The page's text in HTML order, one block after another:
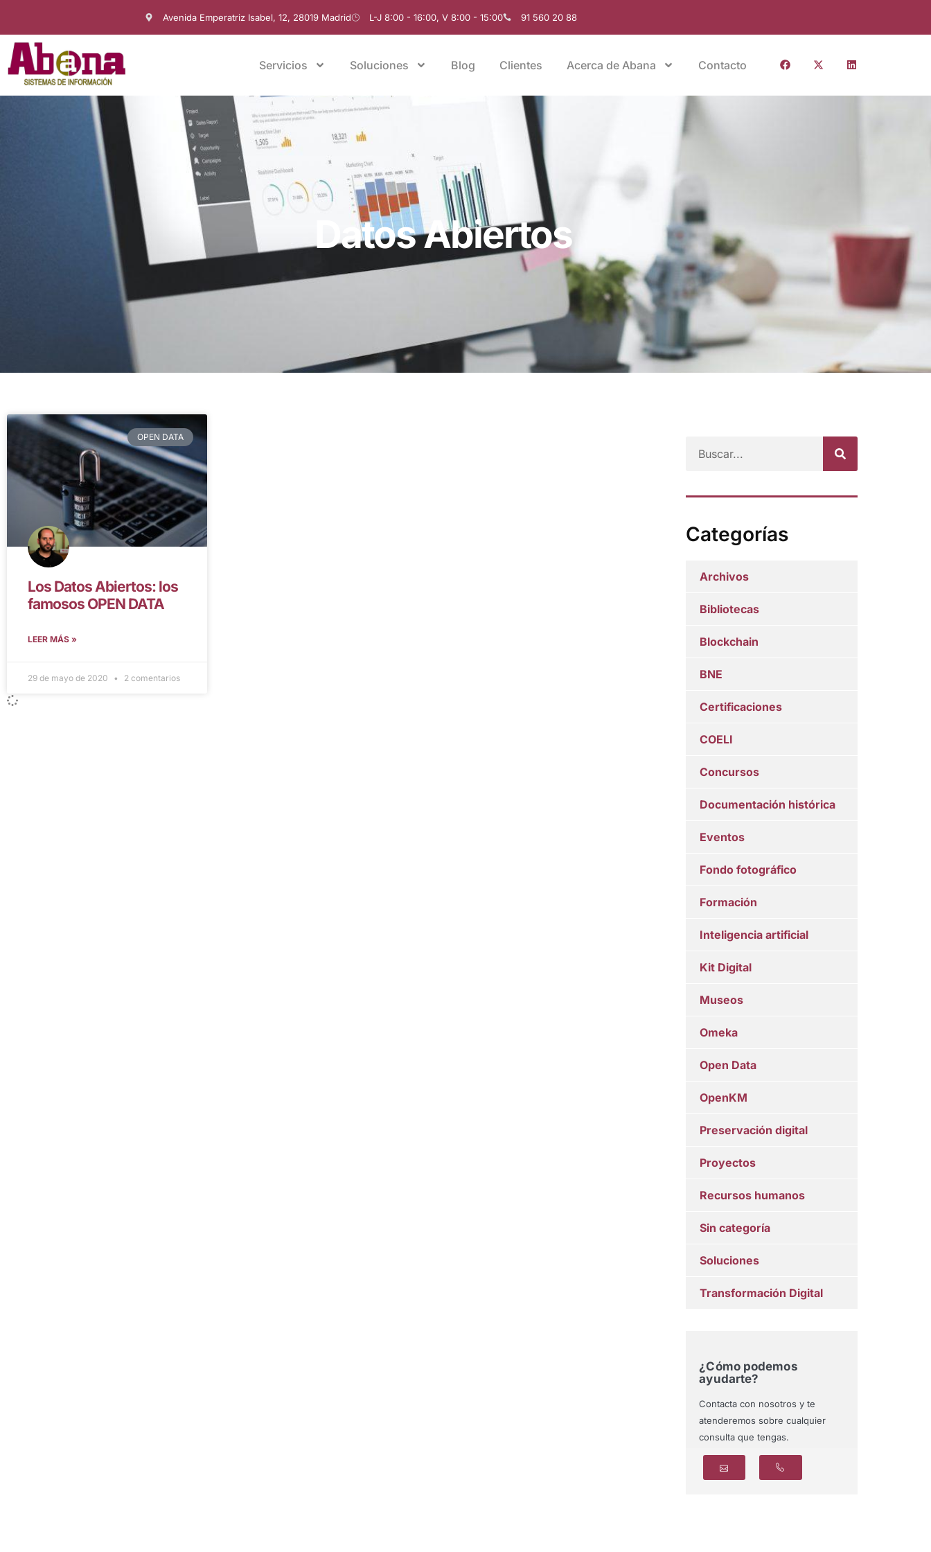
Avenida Emperatriz Isabel, 12, 28019 Madrid L-J 8:00 - 16:00, V 8:00 - 15:00 91 560 20 88
Servicios Soluciones Blog Clientes Acerca de Abana Contacto
Datos Abiertos
OPEN DATA
Los Datos Abiertos: los
famosos OPEN DATA
LEER MÁS »
29 de mayo de 2020 2 comentarios
Categorías
Archivos
Bibliotecas
Blockchain
BNE
Certificaciones
COELI
Concursos
Documentación histórica
Eventos
Fondo fotográfico
Formación
Inteligencia artificial
Kit Digital
Museos
Omeka
Open Data
OpenKM
Preservación digital
Proyectos
Recursos humanos
Sin categoría
Soluciones
Transformación Digital
¿Cómo podemos
ayudarte?
Contacta con nosotros y te
atenderemos sobre cualquier
consulta que tengas.